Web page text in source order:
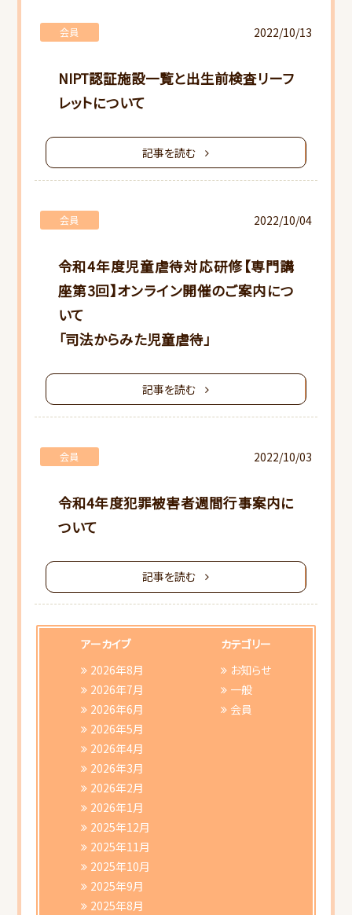
NIPT認証施設一覧と出生前検査リーフ
レットについて
会員 2022/10/13
記事を読む
令和4年度児童虐待対応研修【専門講
座第3回】オンライン開催のご案内につ
いて
「司法からみた児童虐待」
会員 2022/10/04
記事を読む
令和4年度犯罪被害者週間行事案内に
ついて
会員 2022/10/03
記事を読む
アーカイブ
2026年8月
2026年7月
2026年6月
2026年5月
2026年4月
2026年3月
2026年2月
2026年1月
2025年12月
2025年11月
2025年10月
2025年9月
2025年8月
カテゴリー
お知らせ
一般
会員
研修会ご案内
書類ダウンロード